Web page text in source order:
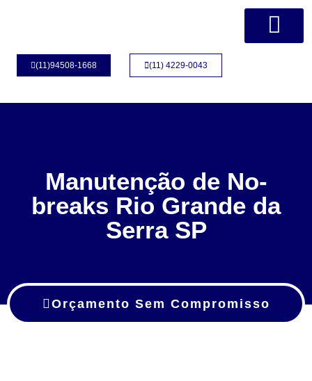
(11)94508-1668 (11) 4229-0043
Manutenção de No-
breaks Rio Grande da
Serra SP
Orçamento Sem Compromisso